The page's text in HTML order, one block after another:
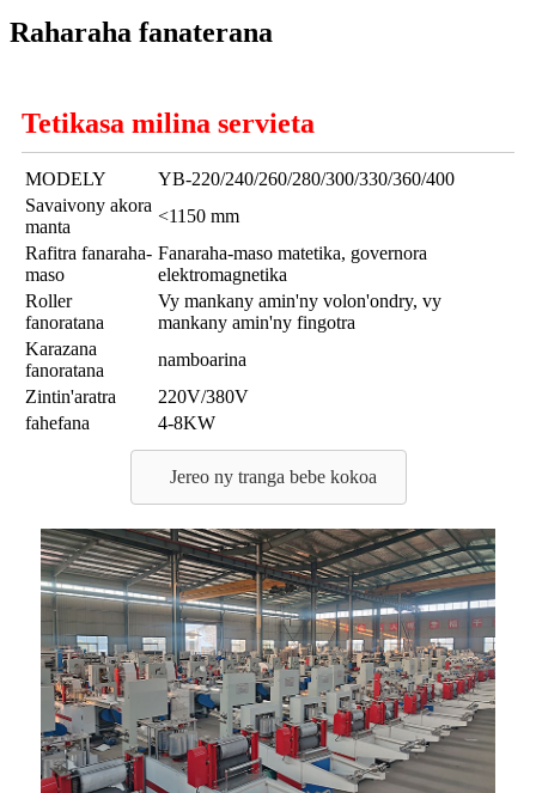
Raharaha fanaterana
Tetikasa milina servieta
MODELY
YB-220/240/260/280/300/330/360/400
Savaivony akora
manta
<1150 mm
Rafitra fanaraha-
maso
Fanaraha-maso matetika, governora
elektromagnetika
Roller
fanoratana
Vy mankany amin'ny volon'ondry, vy
mankany amin'ny fingotra
Karazana
fanoratana
namboarina
Zintin'aratra
220V/380V
fahefana
4-8KW
Jereo ny tranga bebe kokoa